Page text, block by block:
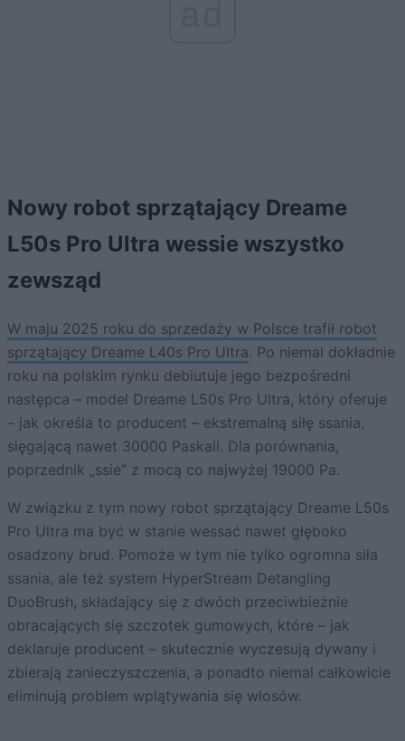
Nowy robot sprzątający Dreame
L50s Pro Ultra wessie wszystko
zewsząd
W maju 2025 roku do sprzedaży w Polsce trafił robot
sprzątający Dreame L40s Pro Ultra. Po niemal dokładnie
roku na polskim rynku debiutuje jego bezpośredni
następca – model Dreame L50s Pro Ultra, który oferuje
– jak określa to producent – ekstremalną siłę ssania,
sięgającą nawet 30000 Paskali. Dla porównania,
poprzednik „ssie” z mocą co najwyżej 19000 Pa.
W związku z tym nowy robot sprzątający Dreame L50s
Pro Ultra ma być w stanie wessać nawet głęboko
osadzony brud. Pomoże w tym nie tylko ogromna siła
ssania, ale też system HyperStream Detangling
DuoBrush, składający się z dwóch przeciwbieżnie
obracających się szczotek gumowych, które – jak
deklaruje producent – skutecznie wyczesują dywany i
zbierają zanieczyszczenia, a ponadto niemal całkowicie
eliminują problem wplątywania się włosów.